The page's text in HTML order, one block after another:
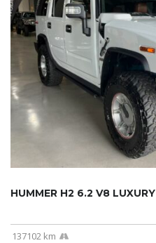
HUMMER H2 6.2 V8 LUXURY
137102 km